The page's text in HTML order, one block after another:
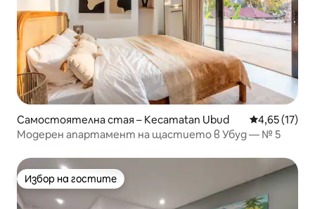
Самостоятелна стая – Kecamatan Ubud Средна
4,65 (17)
Модерен апартамент на щастието в Убуд — № 5
Избор на гостите
Избор на гостите